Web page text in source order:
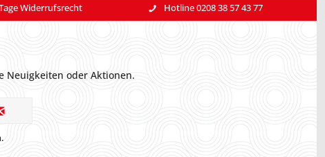
Widerrufsrecht Hotline 0208 38 57 43 77
Neuigkeiten oder Aktionen.